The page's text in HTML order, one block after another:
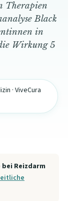
Therapien
Black
in
Wirkung 5
· ViveCura
Reizdarm